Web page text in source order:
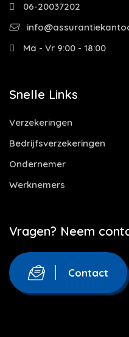
06-20037202
Ma - Vr 9:00 - 18:00
Snelle Links
Verzekeringen
Bedrijfsverzekeringen
Ondernemer
Werknemers
Vragen? Neem
Contact